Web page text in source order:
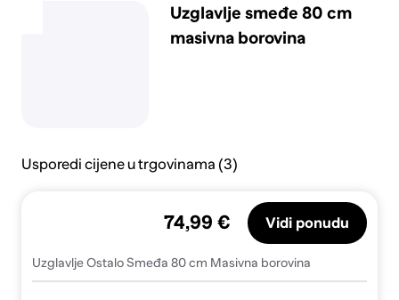
Uzglavlje smeđe 80 cm
masivna borovina
Usporedi cijene u trgovinama (3)
Uzglavlje Ostalo Smeđa 80 cm Masivna borovina
74,99 € Vidi ponudu